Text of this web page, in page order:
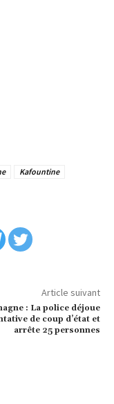
Kafountine
Article suivant
: La police déjoue
de coup d’état et
arrête 25 personnes